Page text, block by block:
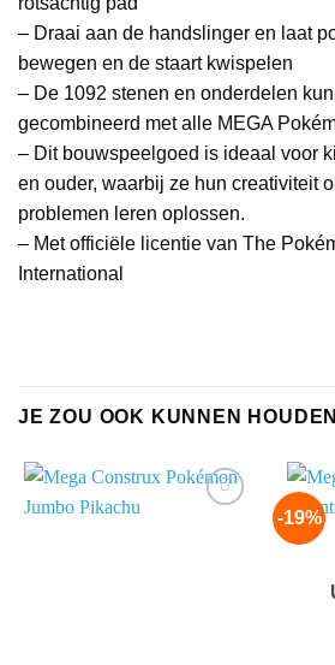
– Draai aan de handslinger en laat
bewegen en de staart kwispelen
– De 1092 stenen en onderdelen
gecombineerd met alle MEGA
– Dit bouwspeelgoed is ideaal voor
en ouder, waarbij ze hun creativiteit
problemen leren oplossen.
– Met officiële licentie van The
International ​
JE ZOU OOK KUNNEN
-19%